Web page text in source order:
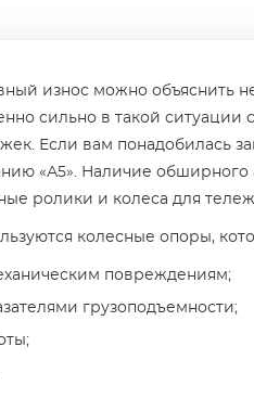
износ можно объяснить
сильно в такой ситуации
Если вам понадобилась
«А5». Наличие обширного
ролики и колеса для
колесные опоры,
повреждениям;
грузоподъемности;